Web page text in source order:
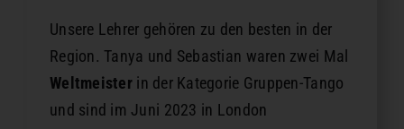
Unsere Lehrer gehören zu den besten in der
Region. Tanya und Sebastian waren zwei Mal
Weltmeister in der Kategorie Gruppen-Tango
und sind im Juni 2023 in London